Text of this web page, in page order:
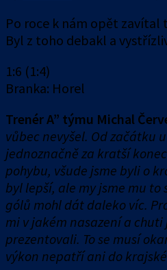
Po roce k nám opět zavítal
Byl z toho debakl a
1:6 (1:4)
Branka: Horel
Trenér A” týmu Michal
vůbec nevyšel. Od začátku
jednoznačně za kratší
pohybu, všude jsme byli o
byl lepší, ale my jsme mu
gólů mohl dát daleko víc.
mi v jakém nasazení a chuti
prezentovali. To se musí
výkon nepatří ani do